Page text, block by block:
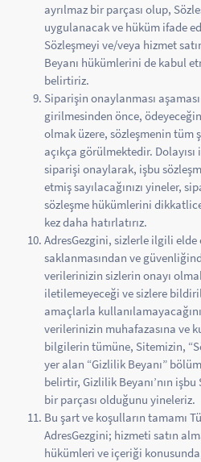
ayrılmaz bir parçası olup,
uygulanacak ve hüküm ifade
Sözleşmeyi ve/veya hizmet
Beyanı hükümlerini de kabul
belirtiriz.
Siparişin onaylanması
girilmesinden önce,
olmak üzere, sözleşmenin tüm
açıkça görülmektedir.
siparişi onaylarak, işbu
etmiş sayılacağınızı yineler,
sözleşme hükümlerini
kez daha hatırlatırız.
AdresGezgini, sizlerle ilgili
saklanmasından ve
verilerinizin sizlerin onayı
iletilemeyeceği ve sizlere
amaçlarla
verilerinizin muhafazasına ve
bilgilerin tümüne, Sitemizin,
yer alan “Gizlilik Beyanı”
belirtir, Gizlilik Beyanı’nın
bir parçası olduğunu yineleriz.
Bu şart ve koşulların tamamı
AdresGezgini; hizmeti satın
hükümleri ve içeriği